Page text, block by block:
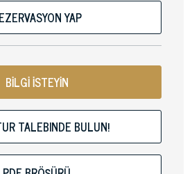
YAP
BİLGİ İSTEYİN
TALEBINDE BULUN!